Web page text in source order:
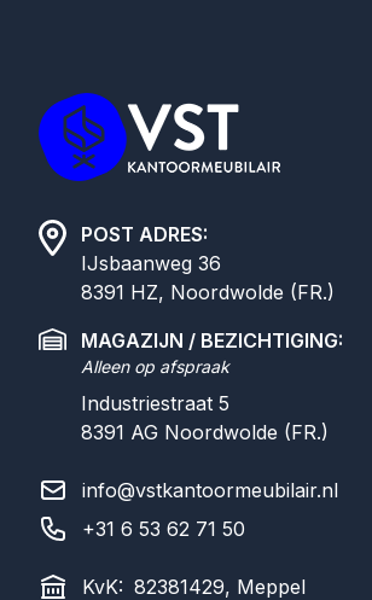
POST ADRES:
IJsbaanweg 36
8391 HZ, Noordwolde (FR.)
MAGAZIJN / BEZICHTIGING:
Alleen op afspraak
Industriestraat 5
8391 AG Noordwolde (FR.)
info@vstkantoormeubilair.nl
+31 6 53 62 71 50
KvK: 82381429, Meppel